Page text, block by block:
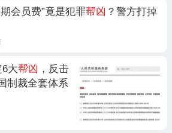
会员费”竟是犯罪帮凶 ？警方打掉
大帮凶 ，反击
制裁全套体系